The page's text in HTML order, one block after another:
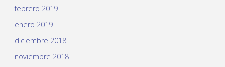
febrero 2019
enero 2019
diciembre 2018
noviembre 2018